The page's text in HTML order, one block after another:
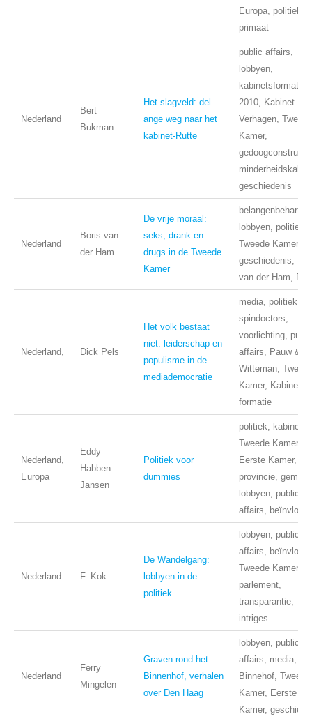
Europa, politiek
primaat
Nederland
Bert
Bukman
Het slagveld: del
ange weg naar het
kabinet-Rutte
public affairs,
lobbyen,
kabinetsformatie
2010, Kabinet
Verhagen, Tweede
Kamer,
geschiedenis
Nederland
Boris van
der Ham
De vrije moraal:
seks, drank en
drugs in de Tweede
Kamer
lobbyen, politiek,
Tweede Kamer,
geschiedenis,
van der Ham, D66
Nederland, Dick Pels
Het volk bestaat
niet: leiderschap en
populisme in de
mediademocratie
media, politiek,
spindoctors,
voorlichting,
affairs, Pauw &
Witteman,
Kamer, Kabinet,
formatie
Nederland,
Europa
Eddy
Habben
Jansen
Politiek voor
dummies
politiek, kabinet,
Tweede Kamer,
Eerste Kamer,
provincie,
lobbyen, public
affairs,
Nederland F. Kok
De Wandelgang:
lobbyen in de
politiek
lobbyen, public
affairs,
Tweede Kamer,
parlement,
transparantie,
intriges
Nederland
Ferry
Mingelen
Graven rond het
Binnenhof, verhalen
over Den Haag
lobbyen, public
affairs, media,
Binnehof, Tweede
Kamer, Eerste
Kamer,